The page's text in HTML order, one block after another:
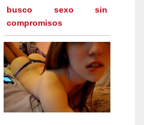
busco sexo sin
compromisos